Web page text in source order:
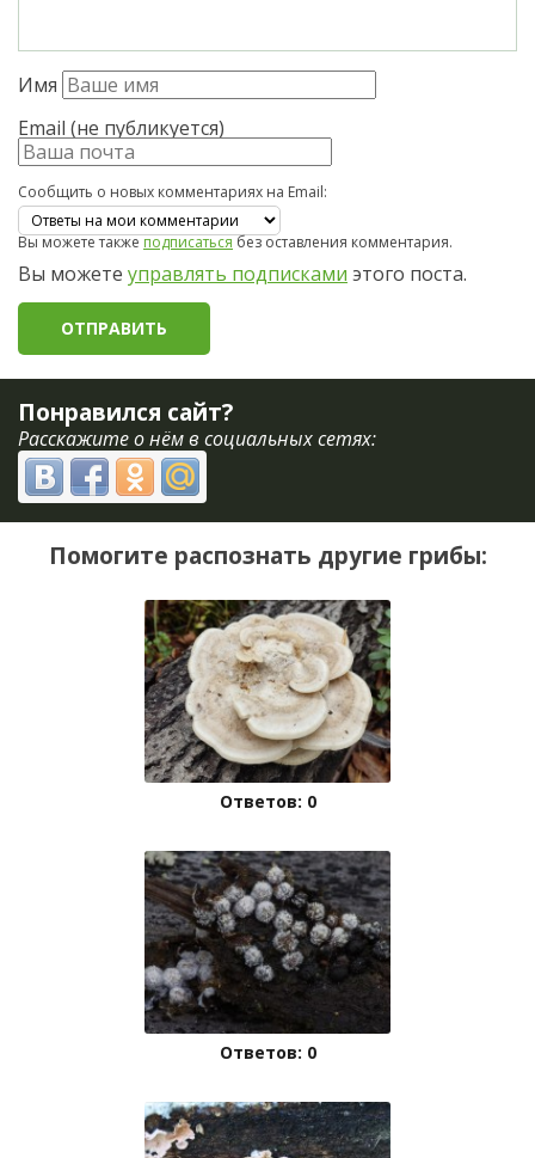
Имя
Email (не публикуется)
Сообщить о новых комментариях на Email:
Вы можете такжеподписатьсябез оставления комментария.
Вы можете управлять подписками этого поста.
Понравился сайт?
Расскажите о нём в социальных сетях:
Помогите распознать другие грибы:
Ответов: 0
Ответов: 0